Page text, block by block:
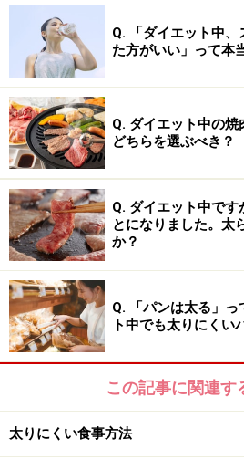
Q. 「ダイエット中
た方がいい」って本
Q. ダイエット中の
どちらを選ぶべき？
Q. ダイエット中で
とになりました。太
か？
Q. 「パンは太る」
ト中でも太りにくい
この記事に関連す
太りにくい食事方法